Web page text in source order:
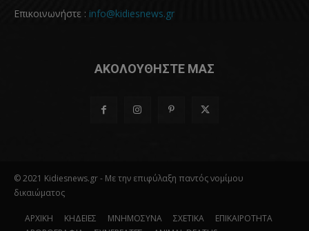
Επικοινωνήστε : info@kidiesnews.gr
ΑΚΟΛΟΥΘΗΣΤΕ ΜΑΣ
© 2021 Kidiesnews.gr - Με την επιφύλαξη παντός νομίμου
δικαιώματος
ΑΡΧΙΚΗ ΚΗΔΕΙΕΣ ΜΝΗΜΟΣΥΝΑ ΣΧΕΤΙΚΑ
ΕΠΙΚΑΙΡΟΤΗΤΑ